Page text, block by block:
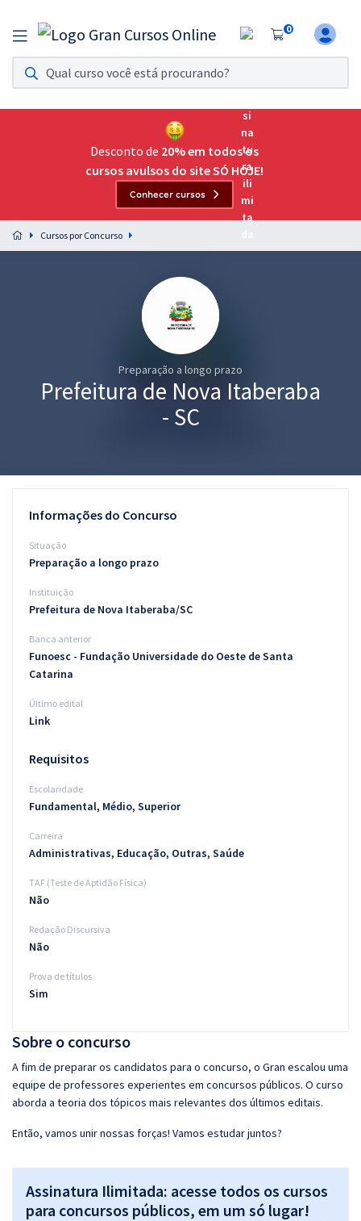
0
Assinatura Ilimitada 11
Acesso a todos os cursos. Teste grátis por 7 dias!
Assinatura OAB Até Passar
Acesso ilimitado a toda preparação para o Exame da
Preparação completa e intensiva para as principais
residências em saúde do Brasil
Conteúdo gratuito
Blog
Atendimento
Desconto de 20% em todos os
cursos avulsos do site SÓ HOJE!
Conhecer cursos
Cursos por Concurso
Preparação a longo prazo
Prefeitura de Nova Itaberaba
- SC
Sobre o concurso
A fim de preparar os candidatos para o concurso, o Gran escalou uma
equipe de professores experientes em concursos públicos. O curso
aborda a teoria dos tópicos mais relevantes dos últimos editais.
Então, vamos unir nossas forças! Vamos estudar juntos?
Assinatura Ilimitada: acesse todos os cursos
para concursos públicos, em um só lugar!
Informações do Concurso
Situação
Preparação a longo prazo
Instituição
Prefeitura de Nova Itaberaba/SC
Banca anterior
Funoesc - Fundação Universidade do Oeste de Santa
Catarina
Último edital
Link
Requisitos
Escolaridade
Fundamental, Médio, Superior
Carreira
Administrativas, Educação, Outras, Saúde
TAF (Teste de Aptidão Física)
Não
Redação Discursiva
Não
Prova de títulos
Sim